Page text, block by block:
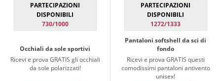
PARTECIPAZIONI
DISPONIBILI
730/1000
Occhiali da sole sportivi
Ricevi e prova GRATIS gli occhiali
da sole polarizzati!
PARTECIPAZIONI
DISPONIBILI
1272/1333
Pantaloni softshell da sci di
fondo
Ricevi e prova GRATIS questi
comodissimi pantaloni antivento
unisex!